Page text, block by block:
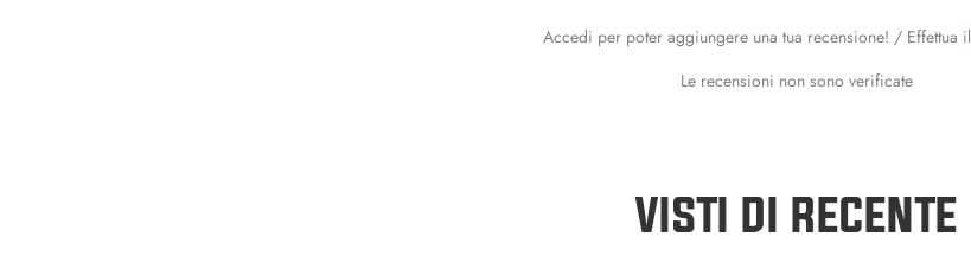
Accedi per poter aggiungere una tua recensione! / Effettua il
Le recensioni non sono verificate
VISTI DI RECENTE